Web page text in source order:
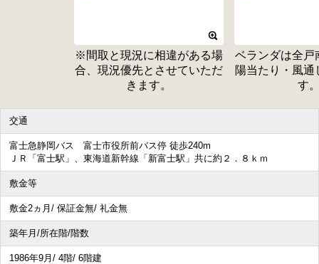
その他、こだわり条件で探す
交通
富士急静岡バス 富士市役所前バス停 徒歩240m
ＪＲ「富士駅」、東海道新幹線「新富士駅」共に約２．８ｋｍ
敷金等
敷金2ヵ月/ 保証金無/ 礼金無
築年月/所在階/階数
1986年9月/ 4階/ 6階建
※間取と現況に相違がある場
合、現況優先とさせていただ
きます。
ベランダは全戸
陽当たり・風通
す